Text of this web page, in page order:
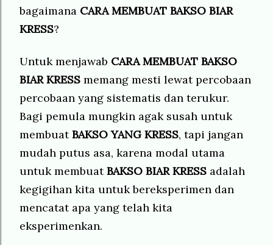
bagaimana CARA MEMBUAT BAKSO BIAR
KRESS?
Untuk menjawab CARA MEMBUAT BAKSO
BIAR KRESS memang mesti lewat percobaan
percobaan yang sistematis dan terukur.
Bagi pemula mungkin agak susah untuk
membuatBAKSO YANG KRESS, tapi jangan
mudah putus asa, karena modal utama
untuk membuatBAKSO BIAR KRESS adalah
kegigihan kita untuk bereksperimen dan
mencatat apa yang telah kita
eksperimenkan.